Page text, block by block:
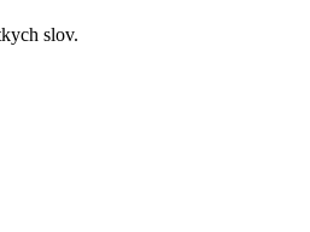
slov.